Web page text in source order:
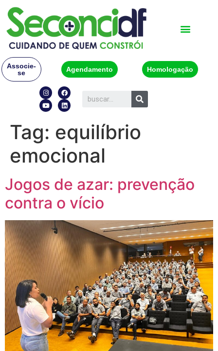
Associe-
se
Agendamento Homologação
Tag: equilíbrio
emocional
Jogos de azar: prevenção
contra o vício